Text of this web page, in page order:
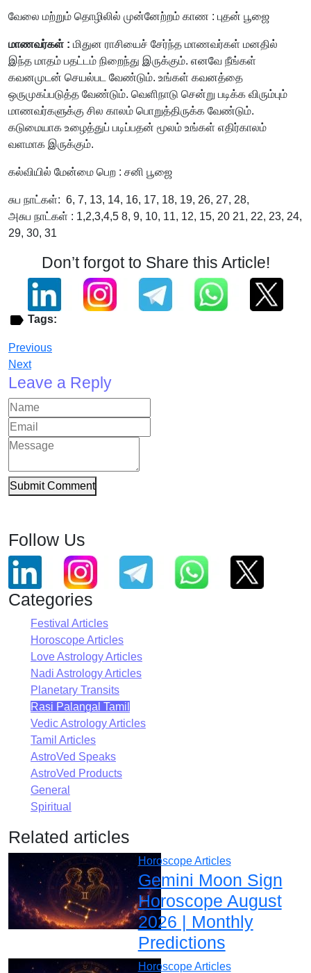
வேலை மற்றும் தொழிலில் முன்னேற்றம் காண : புதன் பூஜை
மாணவர்கள் : மிதுன ராசியைச் சேர்ந்த மாணவர்கள் மனதில்
இந்த மாதம் பதட்டம் நிறைந்து இருக்கும். எனவே நீங்கள்
கவனமுடன் செயல்பட வேண்டும். உங்கள் கவனத்தை
ஒருமுகப்படுத்த வேண்டும். வெளிநாடு சென்று படிக்க விரும்பும்
மாணவர்களுக்கு சில காலம் பொறுத்திருக்க வேண்டும்.
கடுமையாக உழைத்துப் படிப்பதன் மூலம் உங்கள் எதிர்காலம்
வளமாக இருக்கும்.
கல்வியில் மேன்மை பெற : சனி பூஜை
சுப நாட்கள்: 6, 7, 13, 14, 16, 17, 18, 19, 26, 27, 28,
அசுப நாட்கள் : 1,2,3,4,5 8, 9, 10, 11, 12, 15, 20 21, 22, 23, 24,
29, 30, 31
Don’t forgot to Share this Article!
Tags:
Previous
Next
Leave a Reply
Submit Comment
Follow Us
Categories
Festival Articles
Horoscope Articles
Love Astrology Articles
Nadi Astrology Articles
Planetary Transits
Rasi Palangal Tamil
Vedic Astrology Articles
Tamil Articles
AstroVed Speaks
AstroVed Products
General
Spiritual
Related articles
Horoscope Articles
Gemini Moon Sign
Horoscope August
2026 | Monthly
Predictions
Horoscope Articles